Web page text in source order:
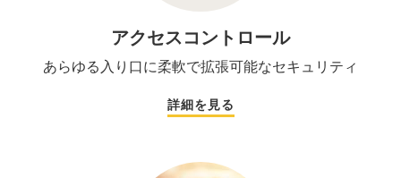
アクセスコントロール
あらゆる入り口に柔軟で拡張可能なセキュリティ
詳細を見る